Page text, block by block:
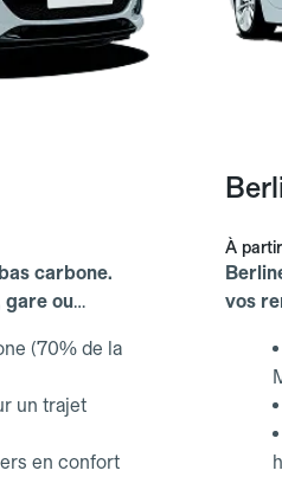
carbone.
gare ou
(70% de la
un trajet
en confort
À
vos